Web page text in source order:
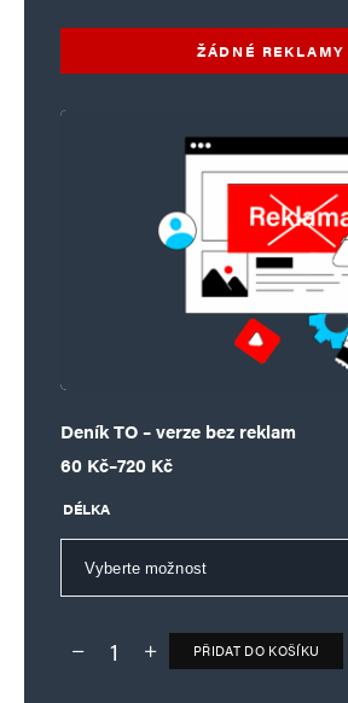
ŽÁDNÉ REKLAMY
Deník TO – verze bez reklam
60 Kč–720 Kč
Rozpětí cen: 60 Kč až 720 Kč
DÉLKA
Deník TO – verze bez reklam množství
PŘIDAT DO KOŠÍKU